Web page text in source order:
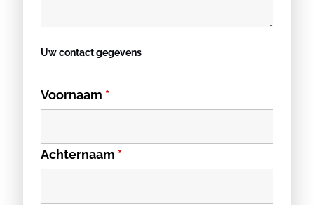
Uw contact gegevens
Voornaam *
Achternaam *